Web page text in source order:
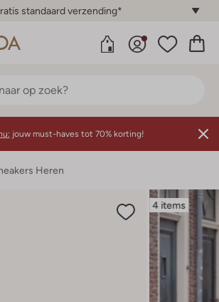
standaard verzending*
jouw must-haves tot 70% korting!
Heren
4 items